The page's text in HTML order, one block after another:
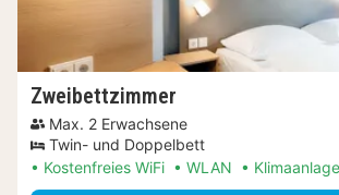
Zweibettzimmer
Max. 2 Erwachsene
Twin- und Doppelbett
Kostenfreies WiFi
WLAN Klimaanlage